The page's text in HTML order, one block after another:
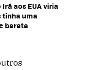
aos EUA viria
tinha uma
barata